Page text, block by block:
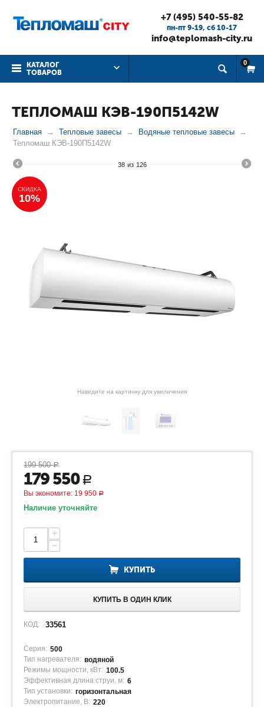
+7 (495) 540-55-82
пн-пт 9-19, cб 10-17
info@teplomash-city.ru
КАТАЛОГ
ТОВАРОВ
0
ТЕПЛОМАШ КЭВ-190П5142W
Главная Тепловые завесы
Водяные тепловые завесы
Тепломаш КЭВ-190П5142W
38 из 126
СКИДКА
10%
Наведите на картинку для увеличения
199 500 Р
179 550 Р
Вы экономите: 19 950 Р
Наличие уточняйте
+
−
КУПИТЬ
КУПИТЬ В ОДИН КЛИК
КОД: 33561
Серия: 500
Тип нагревателя: водяной
Режимы мощности, кВт: 100.5
Эффективная длина струи, м: 6
Тип установки: горизонтальная
Электропитание, В: 220